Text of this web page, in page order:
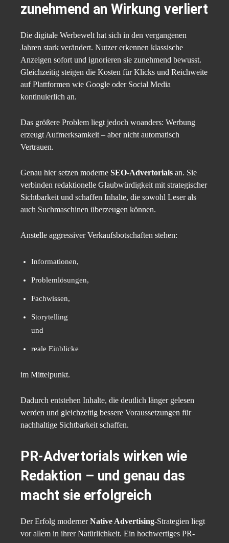
zunehmend an Wirkung verliert
Die digitale Werbewelt hat sich in den vergangenen
Jahren stark verändert. Nutzer erkennen klassische
Anzeigen sofort und ignorieren sie zunehmend bewusst.
Gleichzeitig steigen die Kosten für Klicks und Reichweite
auf Plattformen wie Google oder Social Media
kontinuierlich an.
Das größere Problem liegt jedoch woanders: Werbung
erzeugt Aufmerksamkeit – aber nicht automatisch
Vertrauen.
Genau hier setzen moderne SEO-Advertorials an. Sie
verbinden redaktionelle Glaubwürdigkeit mit strategischer
Sichtbarkeit und schaffen Inhalte, die sowohl Leser als
auch Suchmaschinen überzeugen können.
Anstelle aggressiver Verkaufsbotschaften stehen:
Informationen,
Problemlösungen,
Fachwissen,
Storytelling
und
reale Einblicke
im Mittelpunkt.
Dadurch entstehen Inhalte, die deutlich länger gelesen
werden und gleichzeitig bessere Voraussetzungen für
nachhaltige Sichtbarkeit schaffen.
PR-Advertorials wirken wie
Redaktion – und genau das
macht sie erfolgreich
Der Erfolg modernerNative Advertising-Strategien liegt
vor allem in ihrer Natürlichkeit. Ein hochwertiges PR-